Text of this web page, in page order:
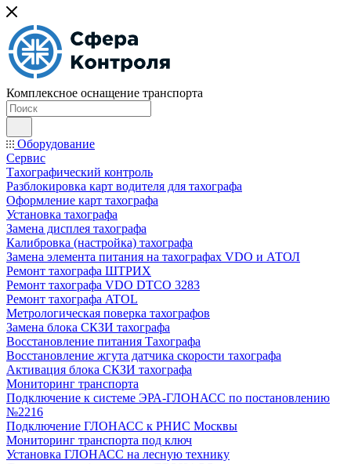
Комплексное оснащение транспорта
Оборудование
Сервис
Тахографический контроль
Разблокировка карт водителя для тахографа
Оформление карт тахографа
Установка тахографа
Замена дисплея тахографа
Калибровка (настройка) тахографа
Замена элемента питания на тахографах VDO и АТОЛ
Ремонт тахографа ШТРИХ
Ремонт тахографа VDO DTCO 3283
Ремонт тахографа ATOL
Метрологическая поверка тахографов
Замена блока СКЗИ тахографа
Восстановление питания Тахографа
Восстановление жгута датчика скорости тахографа
Активация блока СКЗИ тахографа
Мониторинг транспорта
Подключение к системе ЭРА-ГЛОНАСС по постановлению
№2216
Подключение ГЛОНАСС к РНИС Москвы
Мониторинг транспорта под ключ
Установка ГЛОНАСС на лесную технику